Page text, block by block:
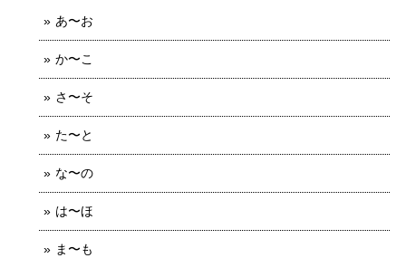
あ〜お
か〜こ
さ〜そ
た〜と
な〜の
は〜ほ
ま〜も